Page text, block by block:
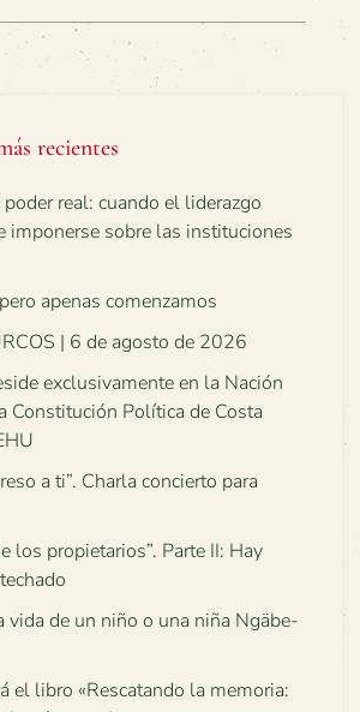
recientes
real: cuando el liderazgo
imponerse sobre las instituciones
apenas comenzamos
| 6 de agosto de 2026
exclusivamente en la Nación
Constitución Política de Costa
a ti”. Charla concierto para
los propietarios”. Parte II: Hay
vida de un niño o una niña Ngäbe-
el libro «Rescatando la memoria: